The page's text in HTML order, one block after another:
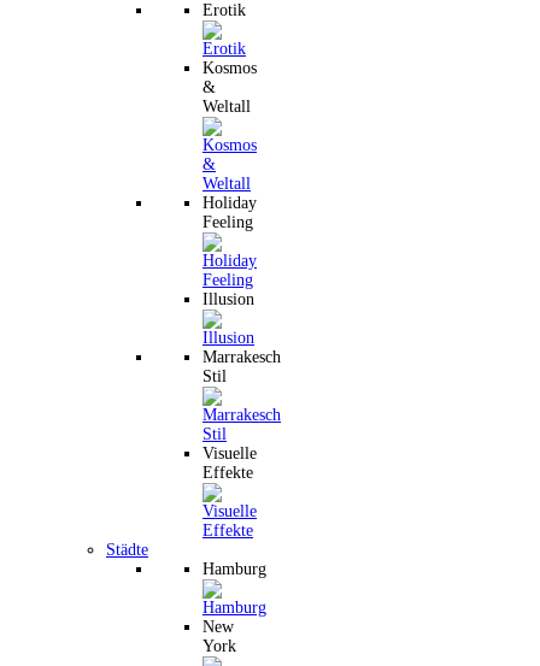
Erotik
Kosmos
&
Weltall
Holiday
Feeling
Illusion
Marrakesch
Stil
Visuelle
Effekte
Städte
Hamburg
New
York